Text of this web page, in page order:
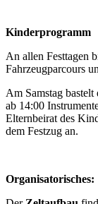
Kinderprogramm
An allen Festtagen
Fahrzeugparcours
Am Samstag
ab 14:00
Elternbeirat des
dem Festzug an.
Organisatorisches: